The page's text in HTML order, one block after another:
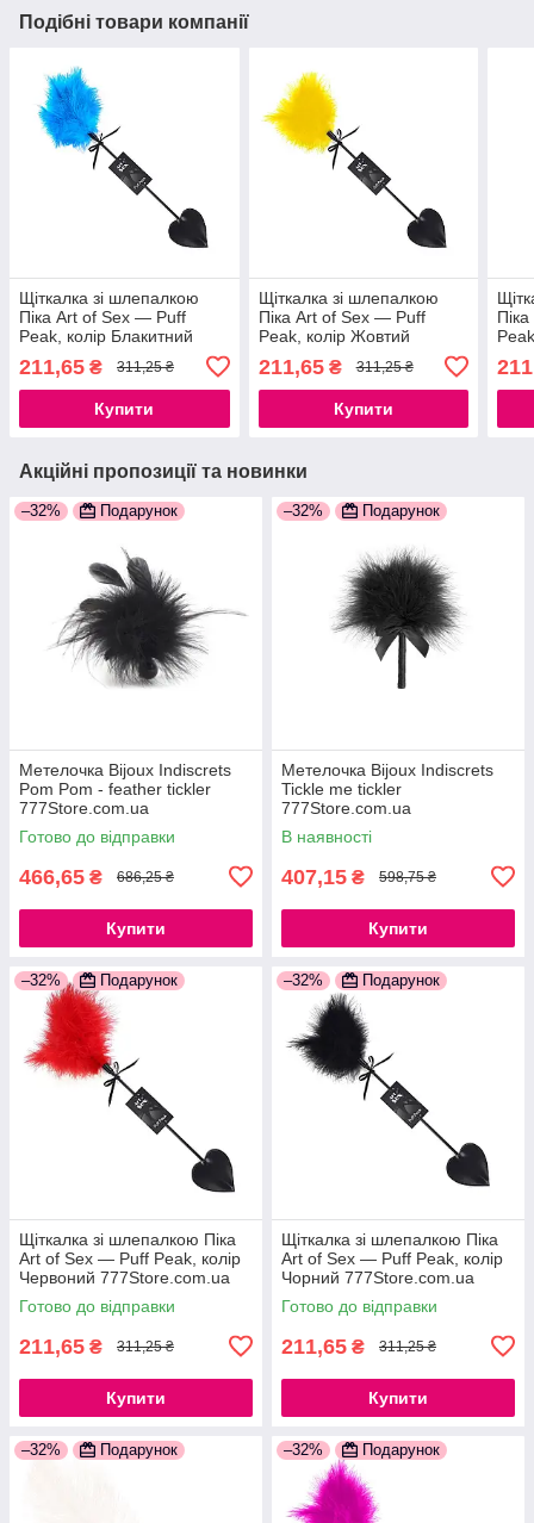
Подібні товари компанії
Щіткалка зі шлепалкою
Піка Art of Sex — Puff
Peak, колір Блакитний
211,65 ₴ 311,25 ₴
Купити
Щіткалка зі шлепалкою
Піка Art of Sex — Puff
Peak, колір Жовтий
211,65₴ 311,25 ₴
Купити
Акційні пропозиції та новинки
–32% Подарунок
Метелочка Bijoux Indiscrets
Pom Pom - feather tickler
777Store.com.ua
Готово до відправки
466,65 ₴ 686,25 ₴
Купити
–32% Подарунок
Метелочка Bijoux Indiscrets
Tickle me tickler
777Store.com.ua
В наявності
407,15 ₴ 598,75 ₴
Купити
–32% Подарунок
Щіткалка зі шлепалкою Піка
Art of Sex — Puff Peak, колір
Червоний 777Store.com.ua
Готово до відправки
211,65 ₴ 311,25 ₴
Купити
–32% Подарунок
Щіткалка зі шлепалкою Піка
Art of Sex — Puff Peak, колір
Чорний 777Store.com.ua
Готово до відправки
211,65 ₴ 311,25 ₴
Купити
–32% Подарунок –32% Подарунок